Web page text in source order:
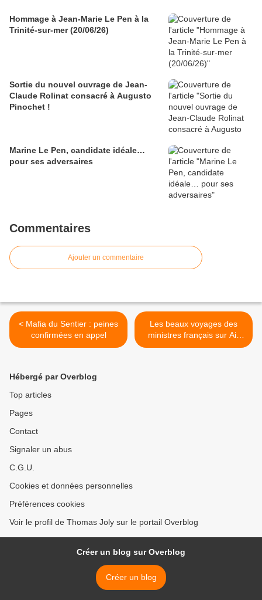
Hommage à Jean-Marie Le Pen à la
Trinité-sur-mer (20/06/26)
Sortie du nouvel ouvrage de Jean-
Claude Rolinat consacré à Augusto
Pinochet !
Marine Le Pen, candidate idéale…
pour ses adversaires
Commentaires
Ajouter un commentaire
< Mafia du Sentier : peines
confirmées en appel
Les beaux voyages des
ministres français sur Air
Ben Ali >
Hébergé par Overblog
Top articles
Pages
Contact
Signaler un abus
C.G.U.
Cookies et données personnelles
Préférences cookies
Voir le profil de Thomas Joly sur le portail Overblog
Créer un blog sur Overblog
Créer un blog